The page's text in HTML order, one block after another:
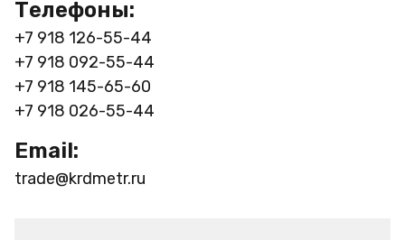
Телефоны:
+7 918 126-55-44
+7 918 092-55-44
+7 918 145-65-60
+7 918 026-55-44
Email:
trade@krdmetr.ru